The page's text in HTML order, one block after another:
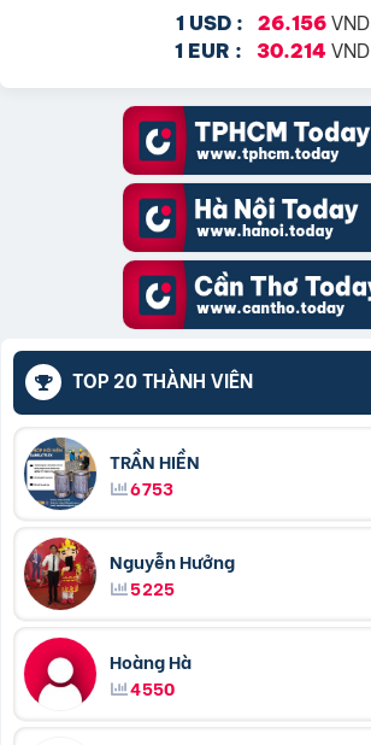
1 USD : 26.156VND
1 EUR : 30.214 VND
TOP 20 THÀNH VIÊN
TRẦN HIỀN
6753
Nguyễn Hưởng
5225
Hoàng Hà
4550